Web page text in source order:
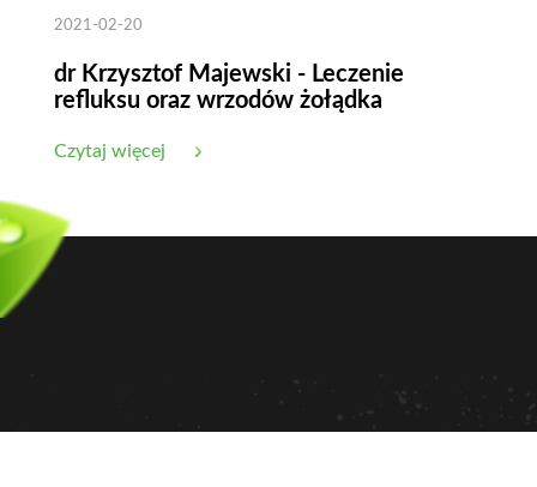
2021-02-20
dr Krzysztof Majewski - Leczenie
refluksu oraz wrzodów żołądka
Czytaj więcej